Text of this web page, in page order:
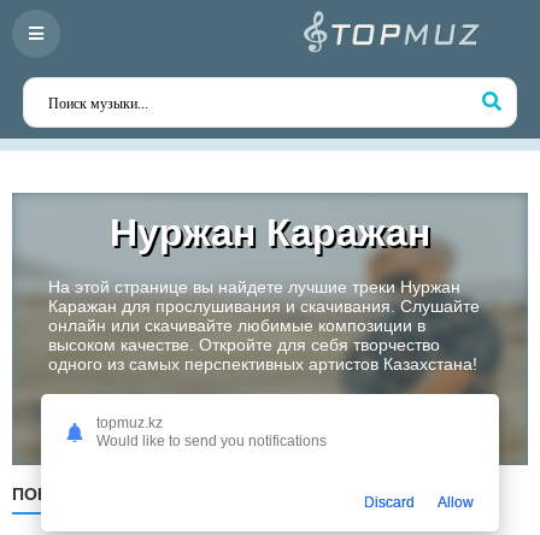
Нуржан Каражан
На этой странице вы найдете лучшие треки Нуржан
Каражан для прослушивания и скачивания. Слушайте
онлайн или скачивайте любимые композиции в
высоком качестве. Откройте для себя творчество
одного из самых перспективных артистов Казахстана!
ПОПУЛЯРНЫЕ ПО АЛФАВИТУ
topmuz.kz
Would like to send you notifications
Discard Allow